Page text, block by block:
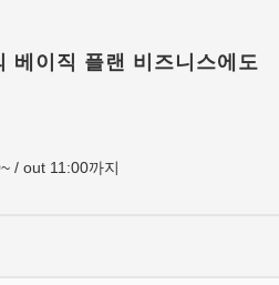
베이직 플랜 비즈니스에도
/ out 11:00까지